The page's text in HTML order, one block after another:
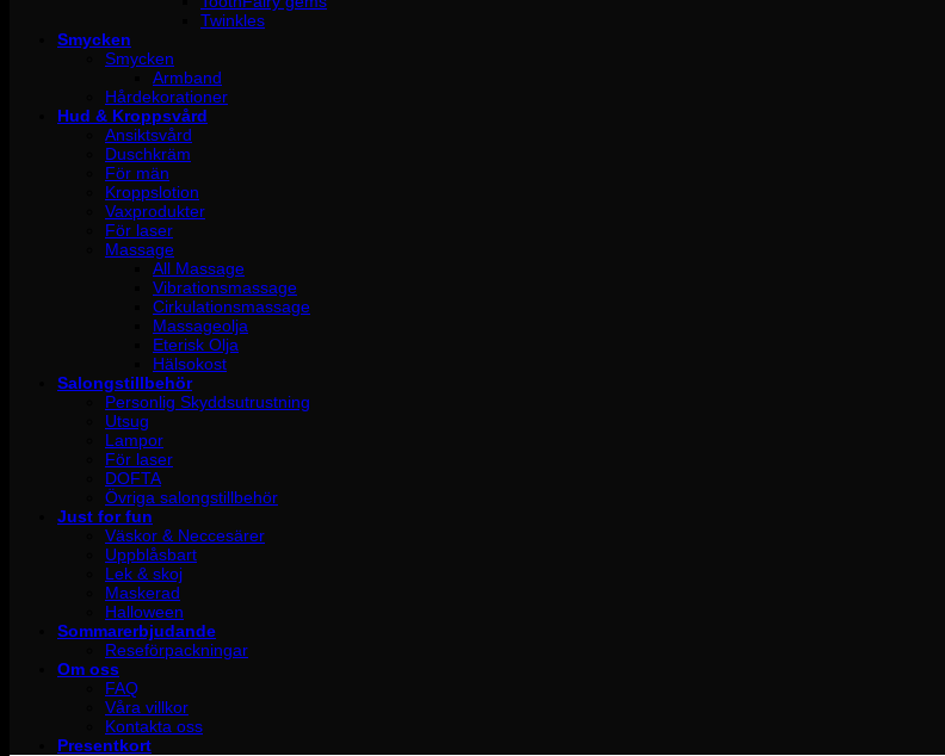
Twinkles
Smycken
Smycken
Armband
Hårdekorationer
Hud & Kroppsvård
Ansiktsvård
Duschkräm
För män
Kroppslotion
Vaxprodukter
För laser
Massage
All Massage
Vibrationsmassage
Cirkulationsmassage
Massageolja
Eterisk Olja
Hälsokost
Salongstillbehör
Personlig Skyddsutrustning
Utsug
Lampor
För laser
DOFTA
Övriga salongstillbehör
Just for fun
Väskor & Neccesärer
Uppblåsbart
Lek & skoj
Maskerad
Halloween
Sommarerbjudande
Reseförpackningar
Om oss
FAQ
Våra villkor
Kontakta oss
Presentkort